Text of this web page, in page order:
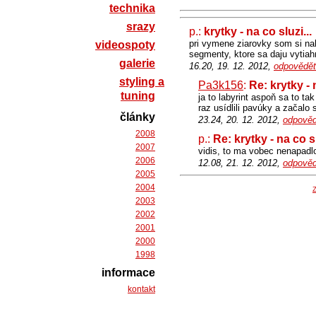
p.: krytky - na co sluzi...
pri vymene ziarovky som si
segmenty, ktore sa daju
16.20, 19. 12. 2012, odpovědět
Pa3k156: Re: krytky -
ja to labyrint aspoň sa to
raz usídlili pavúky a začalo
23.24, 20. 12. 2012,
p.: Re: krytky - na co
vidis, to ma vobec
12.08, 21. 12. 2012,
technika
srazy
videospoty
galerie
styling a
tuning
články
2008
2007
2006
2005
2004
2003
2002
2001
2000
1998
informace
kontakt